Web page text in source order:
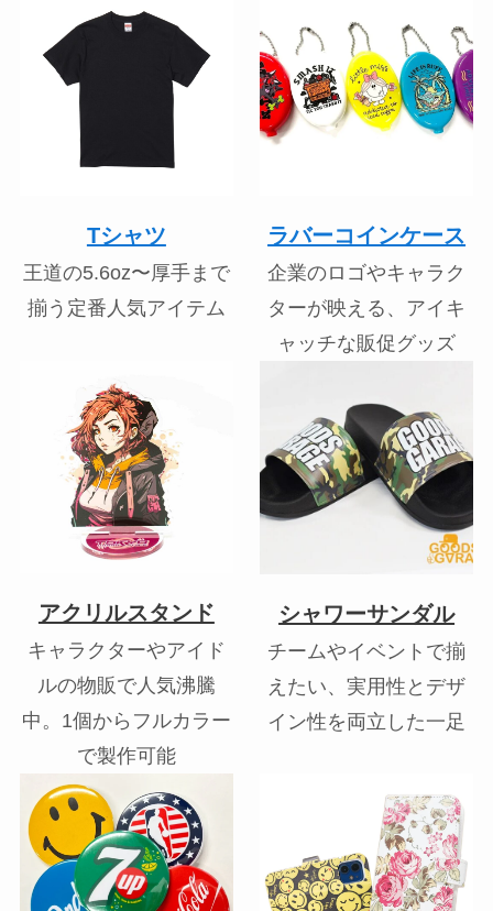
Tシャツ
王道の5.6oz〜厚手まで
揃う定番人気アイテム
ラバーコインケース
企業のロゴやキャラク
ターが映える、アイキ
ャッチな販促グッズ
アクリルスタンド
キャラクターやアイド
ルの物販で人気沸騰
中。1個からフルカラー
で製作可能
シャワーサンダル
チームやイベントで揃
えたい、実用性とデザ
イン性を両立した一足